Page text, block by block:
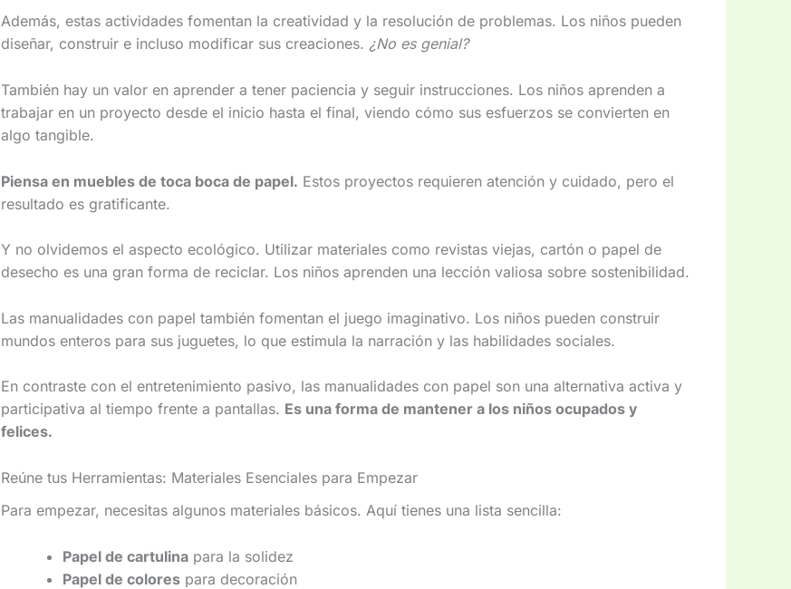
o
s
e
e
e
t
c
k
i
m
e
Además, estas actividades fomentan la creatividad y la resolución de problemas. Los niños pueden
diseñar, construir e incluso modificar sus creaciones. ¿No es genial?
También hay un valor en aprender a tener paciencia y seguir instrucciones. Los niños aprenden a
trabajar en un proyecto desde el inicio hasta el final, viendo cómo sus esfuerzos se convierten en
algo tangible.
Piensa en muebles de toca boca de papel. Estos proyectos requieren atención y cuidado, pero el
resultado es gratificante.
Y no olvidemos el aspecto ecológico. Utilizar materiales como revistas viejas, cartón o papel de
desecho es una gran forma de reciclar. Los niños aprenden una lección valiosa sobre sostenibilidad.
Las manualidades con papel también fomentan el juego imaginativo. Los niños pueden construir
mundos enteros para sus juguetes, lo que estimula la narración y las habilidades sociales.
En contraste con el entretenimiento pasivo, las manualidades con papel son una alternativa activa y
participativa al tiempo frente a pantallas. Es una forma de mantener a los niños ocupados y
felices.
Reúne tus Herramientas: Materiales Esenciales para Empezar
Para empezar, necesitas algunos materiales básicos. Aquí tienes una lista sencilla:
Papel de cartulina para la solidez
Papel de colores para decoración